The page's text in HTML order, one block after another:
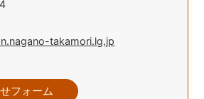
takamori.lg.jp
フォーム